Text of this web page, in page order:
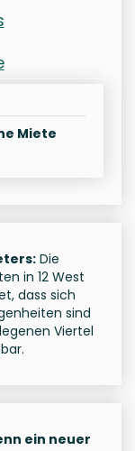
Miete
Die
in 12 West
dass sich
sind
Viertel
ein neuer